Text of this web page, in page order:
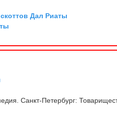
Дал Риаты
Санкт-Петербург: